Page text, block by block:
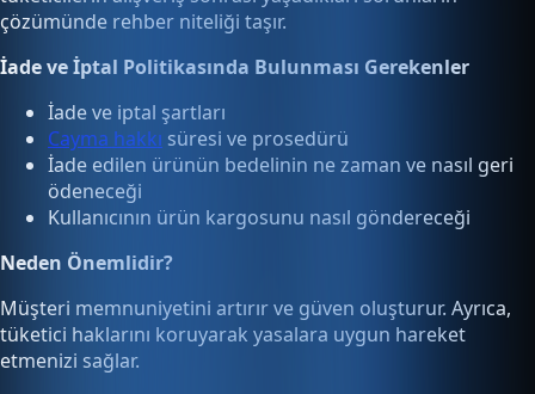
çözümünde rehber niteliği taşır.
İade ve İptal Politikasında Bulunması Gerekenler
İade ve iptal şartları
Cayma hakkı süresi ve prosedürü
İade edilen ürünün bedelinin ne zaman ve nasıl geri
ödeneceği
Kullanıcının ürün kargosunu nasıl göndereceği
Neden Önemlidir?
Müşteri memnuniyetini artırır ve güven oluşturur. Ayrıca,
tüketici haklarını koruyarak yasalara uygun hareket
etmenizi sağlar.